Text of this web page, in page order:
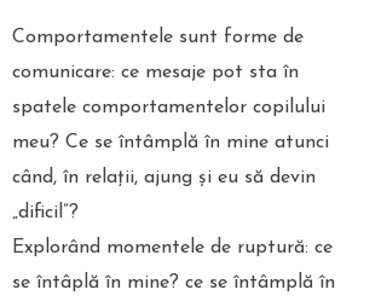
Comportamentele sunt forme de
comunicare: ce mesaje pot sta în
spatele comportamentelor copilului
meu? Ce se întâmplă în mine atunci
când, în relații, ajung și eu să devin
„dificil”?
Explorând momentele de ruptură: ce
se întâplă în mine? ce se întâmplă în